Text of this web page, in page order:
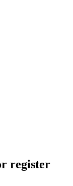
register